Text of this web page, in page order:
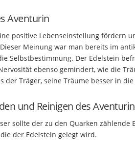
Aventurin
positive Lebenseinstellung fördern
Meinung war man bereits im
Selbstbestimmung. Der Edelstein
ebenso gemindert, wie die
der Träger, seine Träume besser in
und Reinigen des Aventurin
sollte der zu den Quarken
der Edelstein gelegt wird.